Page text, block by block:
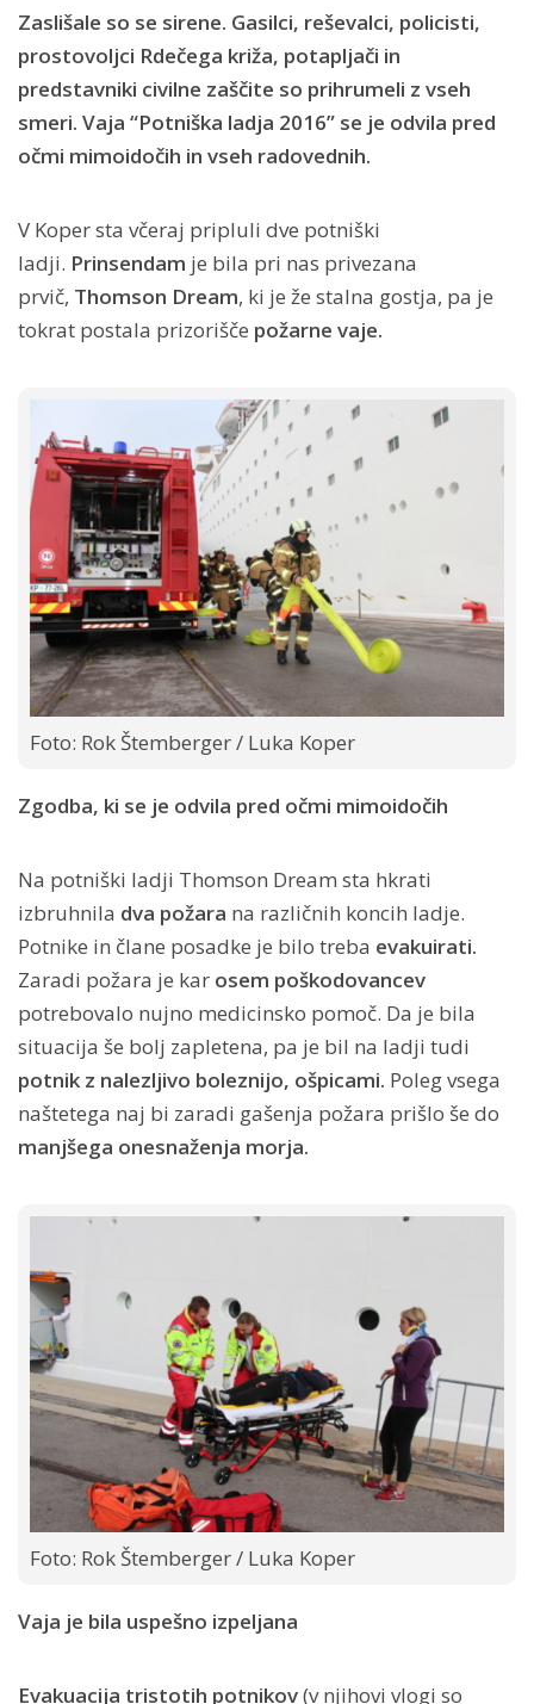
Zaslišale so se sirene. Gasilci, reševalci, policisti,
prostovoljci Rdečega križa, potapljači in
predstavniki civilne zaščite so prihrumeli z vseh
smeri. Vaja “Potniška ladja 2016” se je odvila pred
očmi mimoidočih in vseh radovednih.
V Koper sta včeraj pripluli dve potniški
ladji. Prinsendam je bila pri nas privezana
prvič, Thomson Dream, ki je že stalna gostja, pa je
tokrat postala prizorišče požarne vaje.
Foto: Rok Štemberger / Luka Koper
Zgodba, ki se je odvila pred očmi mimoidočih
Na potniški ladji Thomson Dream sta hkrati
izbruhnila dva požara na različnih koncih ladje.
Potnike in člane posadke je bilo treba evakuirati.
Zaradi požara je kar osem poškodovancev
potrebovalo nujno medicinsko pomoč. Da je bila
situacija še bolj zapletena, pa je bil na ladji tudi
potnik z nalezljivo boleznijo, ošpicami. Poleg vsega
naštetega naj bi zaradi gašenja požara prišlo še do
manjšega onesnaženja morja.
Foto: Rok Štemberger / Luka Koper
Vaja je bila uspešno izpeljana
Evakuacija tristotih potnikov(v njihovi vlogi so